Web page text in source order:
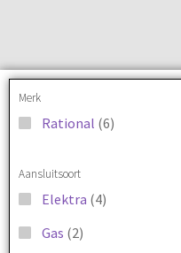
Merk
Rational (6)
Aansluitsoort
Elektra (4)
Gas (2)